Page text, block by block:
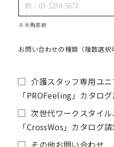
※半角英数
お問い合わせの種類（複数選択
介護スタッフ専用ユ
「PROFeeling」カタロ
次世代ワークスタイ
「CrossWos」カタログ請
その他お問い合わせ